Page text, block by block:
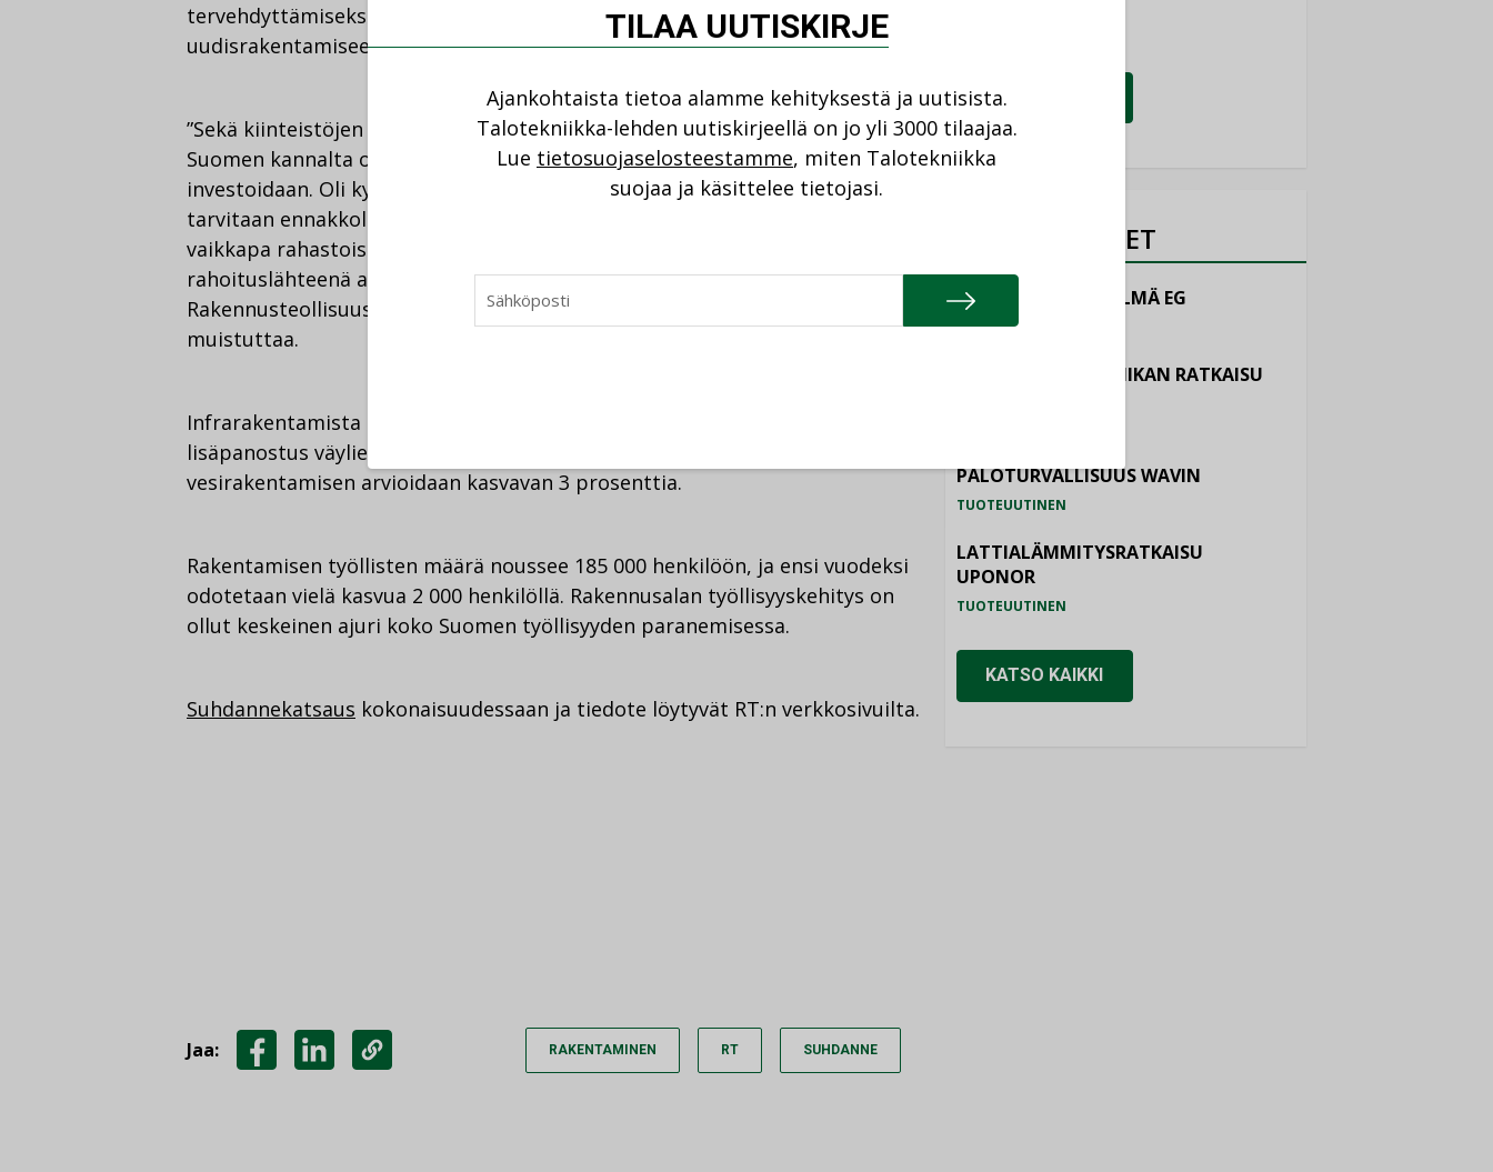
tervehdyttämiseksi tuovat jatkossa töitä sekä korjaus- että
uudisrakentamiseen.
”Sekä kiinteistöjen että liikenneinfran korjausvelan haitat on nyt tunnistettu.
Suomen kannalta on välttämätöntä, että toimivaan infrastruktuuriin
investoidaan. Oli kyse sitten terveistä julkisista tiloista tai liikenneväylistä,
tarvitaan ennakkoluulotonta asennetta etsiä myös uusia rahoitusratkaisuja
vaikkapa rahastoista. Esimerkiksi liikenteessä polttoaineveron merkitys
rahoituslähteenä alenee väistämättä sähköautojen yleistyessä”,
Rakennusteollisuus RT:n hallituksen puheenjohtaja
muistuttaa.
Infrarakentamista ovat siivittäneet talonrakentamisen pohjatytöt ja valtion
lisäpanostus väylien kunnostamiseen. Tänä vuonna maa- ja
vesirakentamisen arvioidaan kasvavan 3 prosenttia.
Rakentamisen työllisten määrä noussee 185 000 henkilöön, ja ensi vuodeksi
odotetaan vielä kasvua 2 000 henkilöllä. Rakennusalan työllisyyskehitys on
ollut keskeinen ajuri koko Suomen työllisyyden paranemisessa.
Suhdannekatsaus kokonaisuudessaan ja tiedote löytyvät RT:n verkkosivuilta.
Jaa: RAKENTAMINEN RT SUHDANNE
KATSO KAIKKI
TUOTEUUTISET
HALLINTAJÄRJESTELMÄ EG
TUOTEUUTINEN
ILMASTOINTITEKNIIKAN RATKAISU
PALOTURVALLISUUS WAVIN
TUOTEUUTINEN
LATTIALÄMMITYSRATKAISU
UPONOR
TUOTEUUTINEN
KATSO KAIKKI
TILAA UUTISKIRJE
Ajankohtaista tietoa alamme kehityksestä ja uutisista.
Talotekniikka-lehden uutiskirjeellä on jo yli 3000 tilaajaa.
Lue tietosuojaselosteestamme, miten Talotekniikka
suojaa ja käsittelee tietojasi.